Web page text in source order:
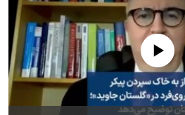
No media source